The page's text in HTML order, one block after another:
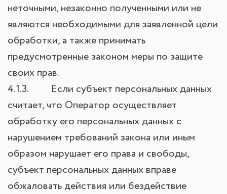
неточными, незаконно полученными или не
являются необходимыми для заявленной цели
обработки, а также принимать
предусмотренные законом меры по защите
своих прав.
4.1.3. Если субъект персональных данных
считает, что Оператор осуществляет
обработку его персональных данных с
нарушением требований закона или иным
образом нарушает его права и свободы,
субъект персональных данных вправе
обжаловать действия или бездействие